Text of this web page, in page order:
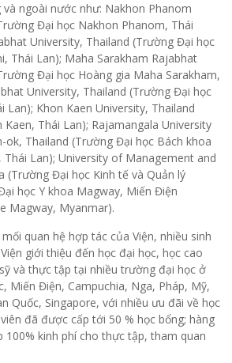
ngoài nước như: Nakhon Phanom
Đại học Nakhon Phanom, Thái
University, Thailand (Trường Đại học
Thái Lan); Maha Sarakham Rajabhat
Đại học Hoàng gia Maha Sarakham,
University, Thailand (Trường Đại học
Lan); Khon Kaen University, Thailand
Thái Lan); Rajamangala University
ok, Thailand (Trường Đại học Bách khoa
Thái Lan); University of Management and
(Trường Đại học Kinh tế và Quản lý
học Y khoa Magway, Miến Điện
Magway, Myanmar).
quan hệ hợp tác của Viện, nhiều sinh
giới thiệu đến học đại học, học cao
và thực tập tại nhiều trường đại học ở
Miến Điện, Campuchia, Nga, Pháp, Mỹ,
Quốc, Singapore, với nhiều ưu đãi về học
đã được cấp tới 50 % học bổng; hàng
100% kinh phí cho thực tập, tham quan